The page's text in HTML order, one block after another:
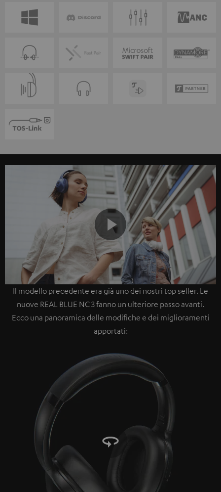
Play
Video
Il modello precedente era già uno dei nostri top seller. Le
nuove REAL BLUE NC 3 fanno un ulteriore passo avanti.
Ecco una panoramica delle modifiche e dei miglioramenti
apportati: